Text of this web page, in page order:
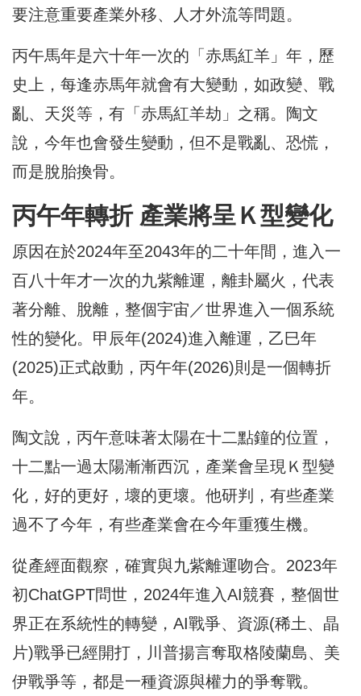
要注意重要產業外移、人才外流等問題。
丙午馬年是六十年一次的「赤馬紅羊」年，歷
史上，每逢赤馬年就會有大變動，如政變、戰
亂、天災等，有「赤馬紅羊劫」之稱。陶文
說，今年也會發生變動，但不是戰亂、恐慌，
而是脫胎換骨。
丙午年轉折 產業將呈Ｋ型變化
原因在於2024年至2043年的二十年間，進入一
百八十年才一次的九紫離運，離卦屬火，代表
著分離、脫離，整個宇宙／世界進入一個系統
性的變化。甲辰年(2024)進入離運，乙巳年
(2025)正式啟動，丙午年(2026)則是一個轉折
年。
陶文說，丙午意味著太陽在十二點鐘的位置，
十二點一過太陽漸漸西沉，產業會呈現Ｋ型變
化，好的更好，壞的更壞。他研判，有些產業
過不了今年，有些產業會在今年重獲生機。
從產經面觀察，確實與九紫離運吻合。2023年
初ChatGPT問世，2024年進入AI競賽，整個世
界正在系統性的轉變，AI戰爭、資源(稀土、晶
片)戰爭已經開打，川普揚言奪取格陵蘭島、美
伊戰爭等，都是一種資源與權力的爭奪戰。